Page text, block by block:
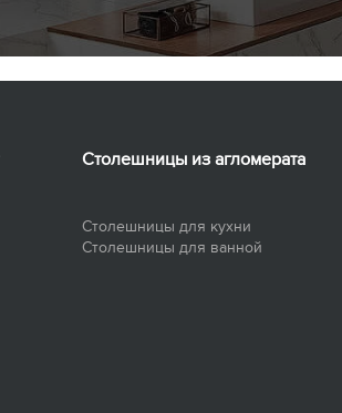
Столешницы из агломерата
Столешницы для кухни
Столешницы для ванной